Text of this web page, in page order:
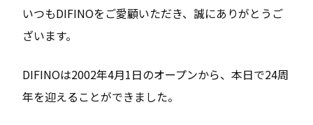
いつもDIFINOをご愛顧いただき、誠にありがとうご
ざいます。
DIFINOは2002年4月1日のオープンから、本日で24周
年を迎えることができました。